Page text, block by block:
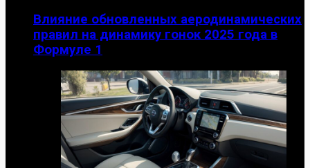
Влияние обновленных аеродинамических
правил на динамику гонок 2025 года в
Формуле 1